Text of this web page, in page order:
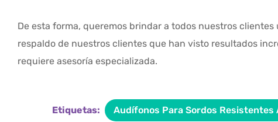
De esta forma, queremos brindar a todos nuestros
respaldo de nuestros clientes que han visto resultados
requiere asesoría especializada.
Etiquetas: Audífonos Para Sordos Resistentes